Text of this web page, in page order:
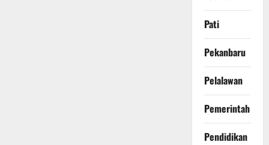
Pati
Pekanbaru
Pelalawan
Pemerintah
Pendidikan